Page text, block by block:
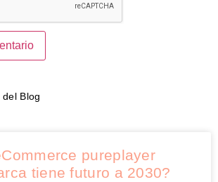
Blog
pureplayer
tiene futuro a 2030?